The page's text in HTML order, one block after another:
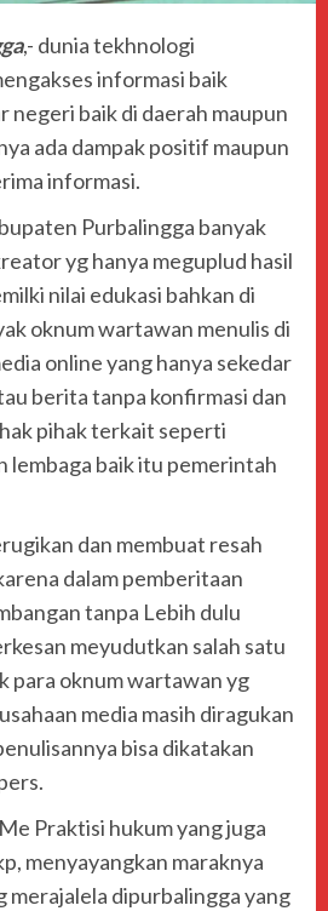
,- dunia tekhnologi
informasi baik
negeri baik di daerah maupun
ada dampak positif maupun
informasi.
Purbalingga banyak
yg hanya meguplud hasil
nilai edukasi bahkan di
oknum wartawan menulis di
online yang hanya sekedar
berita tanpa konfirmasi dan
pihak terkait seperti
lembaga baik itu pemerintah
dan membuat resah
dalam pemberitaan
tanpa Lebih dulu
meyudutkan salah satu
para oknum wartawan yg
media masih diragukan
bisa dikatakan
Praktisi hukum yang juga
menyayangkan maraknya
merajalela dipurbalingga yang